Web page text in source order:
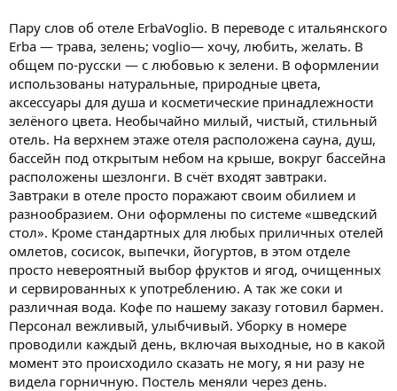
Пару слов об отеле ErbaVoglio. В переводе с итальянского
Erba — трава, зелень; voglio— хочу, любить, желать. В
общем по-русски — с любовью к зелени. В оформлении
использованы натуральные, природные цвета,
аксессуары для душа и косметические принадлежности
зелёного цвета. Необычайно милый, чистый, стильный
отель. На верхнем этаже отеля расположена сауна, душ,
бассейн под открытым небом на крыше, вокруг бассейна
расположены шезлонги. В счёт входят завтраки.
Завтраки в отеле просто поражают своим обилием и
разнообразием. Они оформлены по системе «шведский
стол». Кроме стандартных для любых приличных отелей
омлетов, сосисок, выпечки, йогуртов, в этом отделе
просто невероятный выбор фруктов и ягод, очищенных
и сервированных к употреблению. А так же соки и
различная вода. Кофе по нашему заказу готовил бармен.
Персонал вежливый, улыбчивый. Уборку в номере
проводили каждый день, включая выходные, но в какой
момент это происходило сказать не могу, я ни разу не
видела горничную. Постель меняли через день.